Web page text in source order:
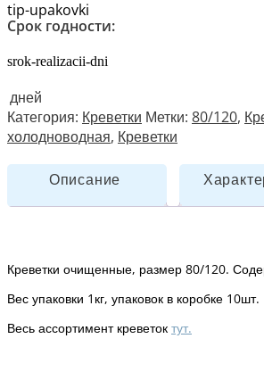
tip-upakovki
Срок годности:
srok-realizacii-dni
дней
Категория: Креветки Метки: 80/120,
холодноводная, Креветки
Описание
Креветки очищенные, размер 80/120.
Вес упаковки 1кг, упаковок в коробке 10шт.
Весь ассортимент креветок тут.